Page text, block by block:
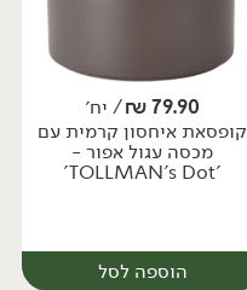
יח׳
79.90
₪/ יח׳
קופסאת איחסון קרמית עם
מכסה עגול אפור -
'TOLLMAN's Dot'
הוספה לסל